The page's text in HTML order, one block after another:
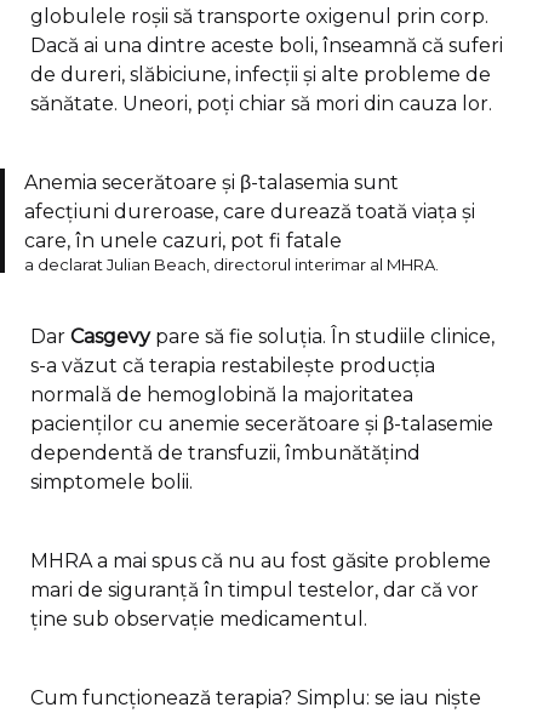
globulele roșii să transporte oxigenul prin corp.
Dacă ai una dintre aceste boli, înseamnă că suferi
de dureri, slăbiciune, infecții și alte probleme de
sănătate. Uneori, poți chiar să mori din cauza lor.
Anemia secerătoare și β-talasemia sunt
afecțiuni dureroase, care durează toată viața și
care, în unele cazuri, pot fi fatale
a declarat Julian Beach, directorul interimar al MHRA.
Dar Casgevypare să fie soluția. În studiile clinice,
s-a văzut că terapia restabilește producția
normală de hemoglobină la majoritatea
pacienților cu anemie secerătoare și β-talasemie
dependentă de transfuzii, îmbunătățind
simptomele bolii.
MHRA a mai spus că nu au fost găsite probleme
mari de siguranță în timpul testelor, dar că vor
ține sub observație medicamentul.
Cum funcționează terapia? Simplu: se iau niște